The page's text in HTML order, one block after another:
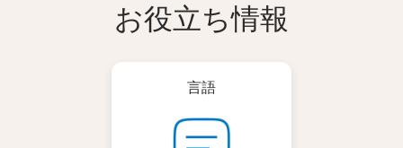
お役立ち情報
言語